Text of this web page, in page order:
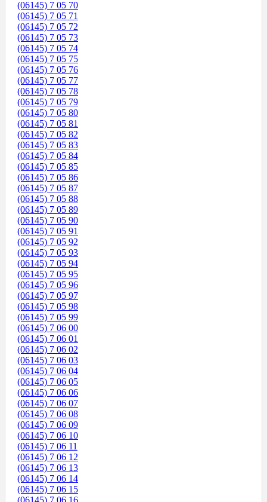
(06145) 7 05 70
(06145) 7 05 71
(06145) 7 05 72
(06145) 7 05 73
(06145) 7 05 74
(06145) 7 05 75
(06145) 7 05 76
(06145) 7 05 77
(06145) 7 05 78
(06145) 7 05 79
(06145) 7 05 80
(06145) 7 05 81
(06145) 7 05 82
(06145) 7 05 83
(06145) 7 05 84
(06145) 7 05 85
(06145) 7 05 86
(06145) 7 05 87
(06145) 7 05 88
(06145) 7 05 89
(06145) 7 05 90
(06145) 7 05 91
(06145) 7 05 92
(06145) 7 05 93
(06145) 7 05 94
(06145) 7 05 95
(06145) 7 05 96
(06145) 7 05 97
(06145) 7 05 98
(06145) 7 05 99
(06145) 7 06 00
(06145) 7 06 01
(06145) 7 06 02
(06145) 7 06 03
(06145) 7 06 04
(06145) 7 06 05
(06145) 7 06 06
(06145) 7 06 07
(06145) 7 06 08
(06145) 7 06 09
(06145) 7 06 10
(06145) 7 06 11
(06145) 7 06 12
(06145) 7 06 13
(06145) 7 06 14
(06145) 7 06 15
(06145) 7 06 16